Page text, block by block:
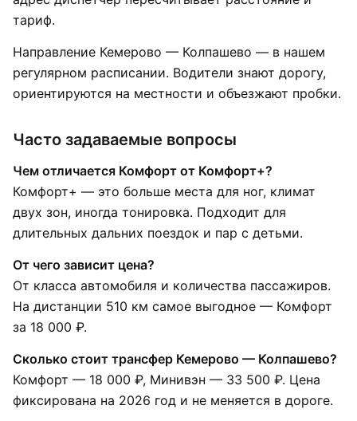
тариф.
Направление Кемерово — Колпашево — в нашем
регулярном расписании. Водители знают дорогу,
ориентируются на местности и объезжают пробки.
Часто задаваемые вопросы
Чем отличается Комфорт от Комфорт+?
Комфорт+ — это больше места для ног, климат
двух зон, иногда тонировка. Подходит для
длительных дальних поездок и пар с детьми.
От чего зависит цена?
От класса автомобиля и количества пассажиров.
На дистанции 510 км самое выгодное — Комфорт
за 18 000 ₽.
Сколько стоит трансфер Кемерово — Колпашево?
Комфорт — 18 000 ₽, Минивэн — 33 500 ₽. Цена
фиксирована на 2026 год и не меняется в дороге.